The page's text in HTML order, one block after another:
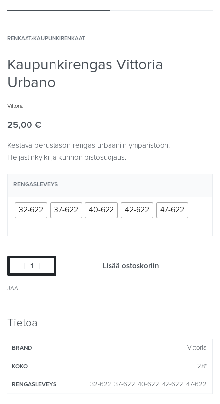
RENKAAT›KAUPUNKIRENKAAT
Kaupunkirengas Vittoria
Urbano
Vittoria
25,00 €
Kestävä perustason rengas urbaaniin ympäristöön.
Heijastinkylki ja kunnon pistosuojaus.
RENGASLEVEYS
32-622 37-622 40-622 42-622 47-622
Lisää ostoskoriin
JAA
Tietoa
BRAND Vittoria
KOKO 28"
RENGASLEVEYS 32-622, 37-622, 40-622, 42-622, 47-622